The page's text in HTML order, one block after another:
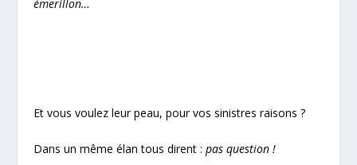
émerillon…
Et vous voulez leur peau, pour vos sinistres raisons ?
Dans un même élan tous dirent :pas question !